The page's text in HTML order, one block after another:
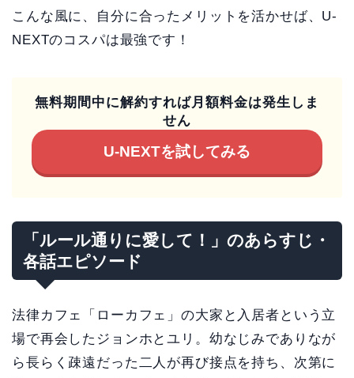
こんな風に、自分に合ったメリットを活かせば、U-
NEXTのコスパは最強です！
無料期間中に解約すれば月額料金は発生しま
せん
U-NEXTを試してみる
「ルール通りに愛して！」のあらすじ・
各話エピソード
法律カフェ「ローカフェ」の大家と入居者という立
場で再会したジョンホとユリ。幼なじみでありなが
ら長らく疎遠だった二人が再び接点を持ち、次第に